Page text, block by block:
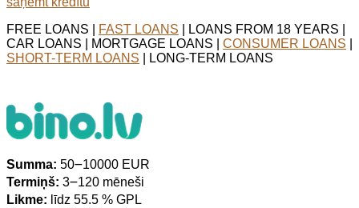
FREE LOANS |
FAST LOANS | LOANS FROM 18 YEARS |
CAR LOANS | MORTGAGE LOANS | CONSUMER LOANS
SHORT-TERM LOANS | LONG-TERM LOANS
Summa: 50౼10000 EUR
Termiņš: 3౼120 mēneši
Likme: līdz 55.5 % GPL